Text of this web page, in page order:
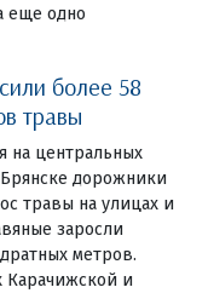
еще одно
более 58
травы
на центральных
дорожники
травы на улицах и
заросли
метров.
Карачижской и